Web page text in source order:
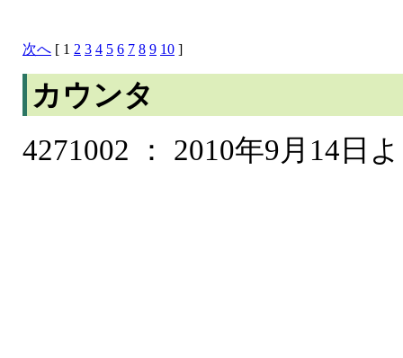
次へ [ 1 2 3 4 5 6 7 8 9 10 ]
カウンタ
4271002 ： 2010年9月14日